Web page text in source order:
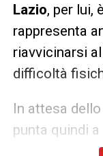
Lazio, per lui,
rappresenta
riavvicinarsi
difficoltà
In attesa
punta quindi
cercando di